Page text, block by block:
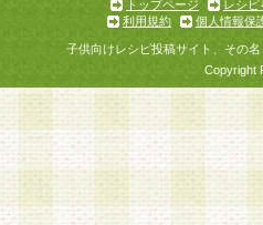
トップページ
レシピ
利用規約
個人情報保
子供向けレシピ投稿サイト、その
Copyright